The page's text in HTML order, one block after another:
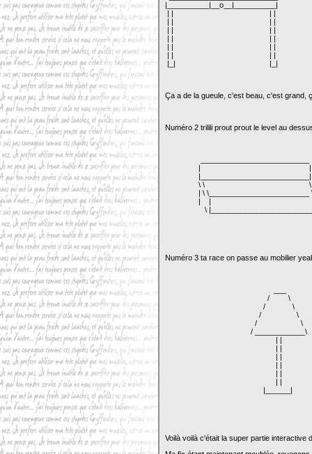
|__________|__o__|__________|
| | | |
| | | |
| | | |
| | | |
| | | |
| | | |
|_| |_|
Ça a de la gueule, c'est beau, c'est grand,
Numéro 2 trilili prout prout le level au
| |
|__________________________|
\ \ \
| \ \________________________
| |
\
Numéro 3 ta race on passe au mobilier
/ \
/ \
/ \
/ \
/ ____________\
| |
| |
| |
| |
| |
| |
|______|
Voilà voilà c'était la super partie interactive